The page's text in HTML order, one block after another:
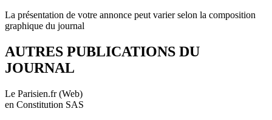
La présentation de votre annonce peut varier selon la composition
graphique du journal
AUTRES PUBLICATIONS DU
JOURNAL
Le Parisien.fr (Web)
en Constitution SAS